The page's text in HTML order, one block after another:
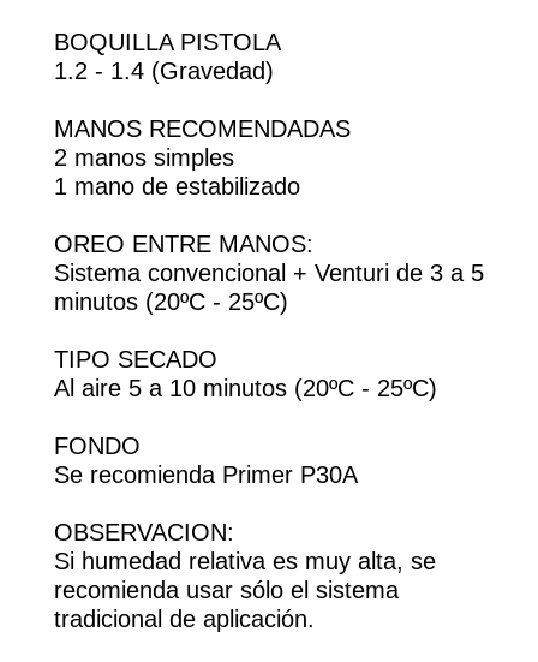
BOQUILLA PISTOLA
1.2 - 1.4 (Gravedad)
MANOS RECOMENDADAS
2 manos simples
1 mano de estabilizado
OREO ENTRE MANOS:
Sistema convencional + Venturi de 3 a 5
minutos (20ºC - 25ºC)
TIPO SECADO
Al aire 5 a 10 minutos (20ºC - 25ºC)
FONDO
Se recomienda Primer P30A
OBSERVACION:
Si humedad relativa es muy alta, se
recomienda usar sólo el sistema
tradicional de aplicación.